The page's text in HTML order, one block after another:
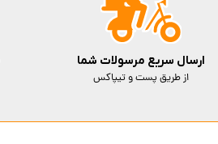
ارسال سریع مرسولات شما
از طریق پست و تیپاکس